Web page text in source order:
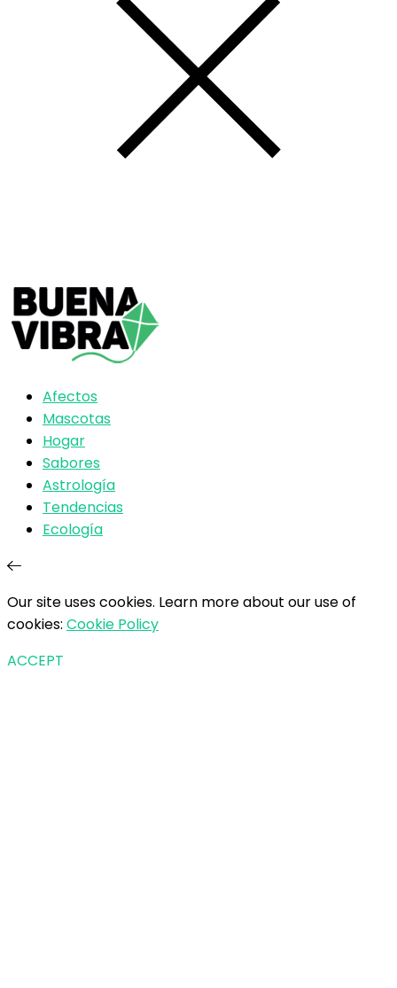
Afectos
Mascotas
Hogar
Sabores
Astrología
Tendencias
Ecología
Our site uses cookies. Learn more about our use of
cookies: Cookie Policy
ACCEPT